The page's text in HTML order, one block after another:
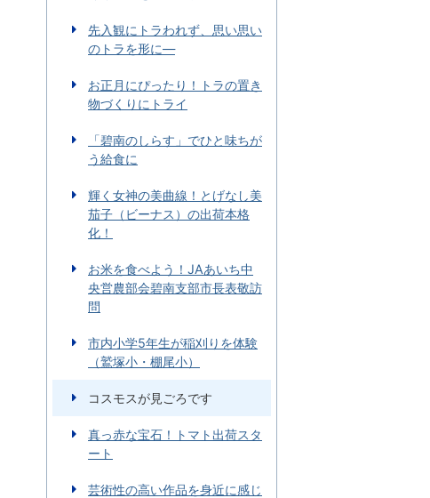
先入観にトラわれず、思い思い
のトラを形に―
お正月にぴったり！トラの置き
物づくりにトライ
「碧南のしらす」でひと味ちが
う給食に
輝く女神の美曲線！とげなし美
茄子（ビーナス）の出荷本格
化！
お米を食べよう！JAあいち中
央営農部会碧南支部市長表敬訪
問
市内小学5年生が稲刈りを体験
（鷲塚小・棚尾小）
コスモスが見ごろです
真っ赤な宝石！トマト出荷スタ
ート
芸術性の高い作品を身近に感じ